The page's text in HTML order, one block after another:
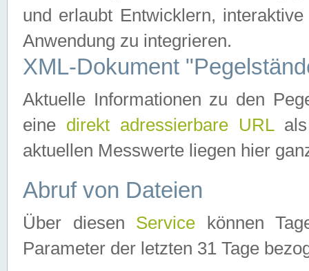
und erlaubt Entwicklern,
Anwendung zu integrieren.
XML-Dokument
Aktuelle Informationen zu den
eine direkt adressierbare URLals
aktuellen Messwerte liegen hier
Abruf von Dateien
Über diesen Service können
Parameter der letzten 31 Tage